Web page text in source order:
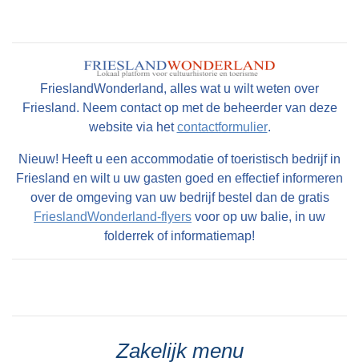
FrieslandWonderland, alles wat u wilt weten over
Friesland. Neem contact op met de beheerder van deze
website via hetcontactformulier.
Nieuw! Heeft u een accommodatie of toeristisch bedrijf in
Friesland en wilt u uw gasten goed en effectief informeren
over de omgeving van uw bedrijf bestel dan de gratis
FrieslandWonderland-flyers voor op uw balie, in uw
folderrek of informatiemap!
Zakelijk menu